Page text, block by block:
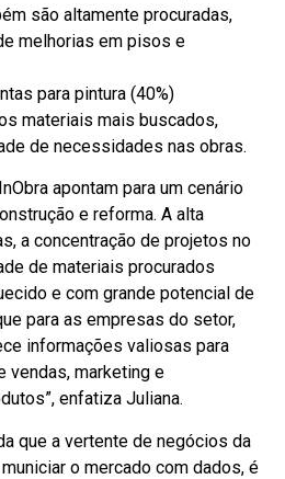
são altamente procuradas,
melhorias em pisos e
para pintura (40%)
materiais mais buscados,
de necessidades nas obras.
apontam para um cenário
e reforma. A alta
a concentração de projetos no
de materiais procurados
e com grande potencial de
para as empresas do setor,
informações valiosas para
vendas, marketing e
enfatiza Juliana.
que a vertente de negócios da
o mercado com dados, é